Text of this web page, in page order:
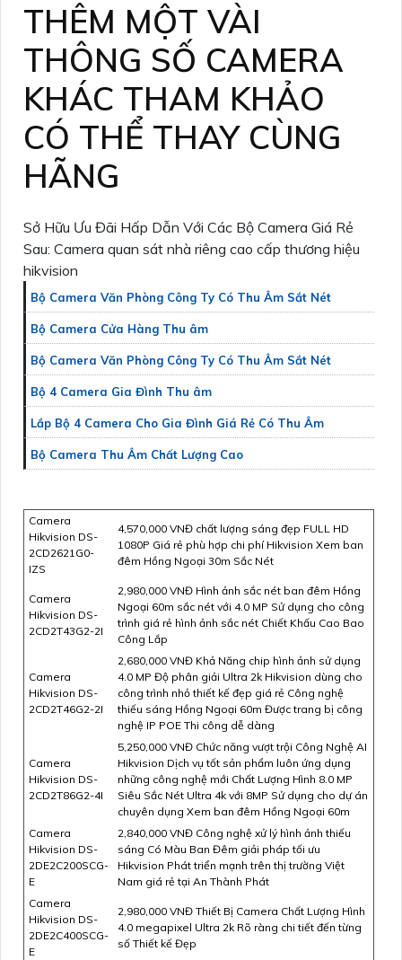
THÊM MỘT VÀI
THÔNG SỐ CAMERA
KHÁC THAM KHẢO
CÓ THỂ THAY CÙNG
HÃNG
Sở Hữu Ưu Đãi Hấp Dẫn Với Các Bộ Camera Giá Rẻ
Sau: Camera quan sát nhà riêng cao cấp thương hiệu
hikvision
Bộ Camera Văn Phòng Công Ty Có Thu Âm Sắt Nét
Bộ Camera Cửa Hàng Thu âm
Bộ Camera Văn Phòng Công Ty Có Thu Âm Sắt Nét
Bộ 4 Camera Gia Đình Thu âm
Lắp Bộ 4 Camera Cho Gia Đình Giá Rẻ Có Thu Âm
Bộ Camera Thu Âm Chất Lượng Cao
Camera
Hikvision DS-
2CD2621G0-
IZS
4,570,000 VNĐ chất lượng sáng đẹp FULL HD
1080P Giá rẻ phù hợp chi phí Hikvision Xem ban
đêm Hồng Ngoại 30m Sắc Nét
Camera
Hikvision DS-
2CD2T43G2-2I
2,980,000 VNĐ Hình ảnh sắc nét ban đêm Hồng
Ngoại 60m sắc nét với 4.0 MP Sử dụng cho công
trình giá rẻ hình ảnh sắc nét Chiết Khấu Cao Bao
Công Lắp
Camera
Hikvision DS-
2CD2T46G2-2I
2,680,000 VNĐ Khả Năng chip hình ảnh sử dụng
4.0 MP Độ phân giải Ultra 2k Hikvision dùng cho
công trình nhỏ thiết kế đẹp giá rẻ Công nghệ
thiếu sáng Hồng Ngoại 60m Được trang bị công
nghệ IP POE Thi công dễ dàng
Camera
Hikvision DS-
2CD2T86G2-4I
5,250,000 VNĐ Chức năng vượt trội Công Nghệ AI
Hikvision Dịch vụ tốt sản phẩm luôn ứng dụng
những công nghệ mới Chất Lượng Hình 8.0 MP
Siêu Sắc Nét Ultra 4k với 8MP Sử dụng cho dự án
chuyên dụng Xem ban đêm Hồng Ngoại 60m
Camera
Hikvision DS-
2DE2C200SCG-
E
2,840,000 VNĐ Công nghệ xử lý hình ảnh thiếu
sáng Có Màu Ban Đêm giải pháp tối ưu
Hikvision Phát triển mạnh trên thị trường Việt
Nam giá rẻ tại An Thành Phát
Camera
Hikvision DS-
2DE2C400SCG-
E
2,980,000 VNĐ Thiết Bị Camera Chất Lượng Hình
4.0 megapixel Ultra 2k Rõ ràng chi tiết đến từng
số Thiết kế Đẹp